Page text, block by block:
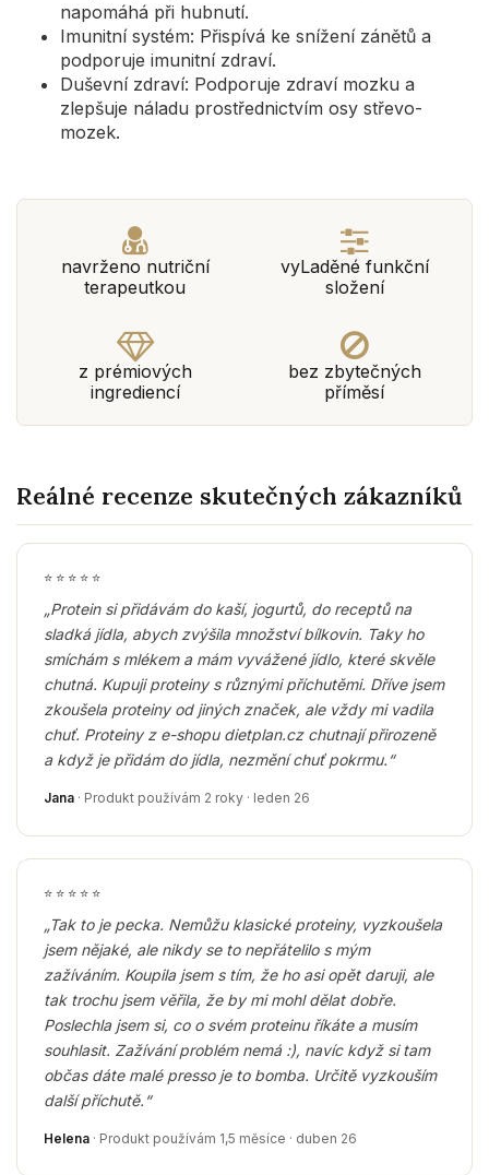
napomáhá při hubnutí.
Imunitní systém: Přispívá ke snížení zánětů a
podporuje imunitní zdraví.
Duševní zdraví: Podporuje zdraví mozku a
zlepšuje náladu prostřednictvím osy střevo-
mozek.
navrženo nutriční
terapeutkou
vyLaděné funkční
složení
z prémiových
ingrediencí
bez zbytečných
příměsí
Reálné recenze skutečných zákazníků
⭐ ⭐ ⭐ ⭐ ⭐
„Protein si přidávám do kaší, jogurtů, do receptů na
sladká jídla, abych zvýšila množství bílkovin. Taky ho
smíchám s mlékem a mám vyvážené jídlo, které skvěle
chutná. Kupuji proteiny s různými příchutěmi. Dříve jsem
zkoušela proteiny od jiných značek, ale vždy mi vadila
chuť. Proteiny z e-shopu dietplan.cz chutnají přirozeně
a když je přidám do jídla, nezmění chuť pokrmu.“
Jana · Produkt používám 2 roky · leden 26
⭐ ⭐ ⭐ ⭐ ⭐
„Tak to je pecka. Nemůžu klasické proteiny, vyzkoušela
jsem nějaké, ale nikdy se to nepřátelilo s mým
zažíváním. Koupila jsem s tím, že ho asi opět daruji, ale
tak trochu jsem věřila, že by mi mohl dělat dobře.
Poslechla jsem si, co o svém proteinu říkáte a musím
souhlasit. Zažívání problém nemá :), navíc když si tam
občas dáte malé presso je to bomba. Určitě vyzkouším
další příchutě.“
Helena · Produkt používám 1,5 měsíce · duben 26